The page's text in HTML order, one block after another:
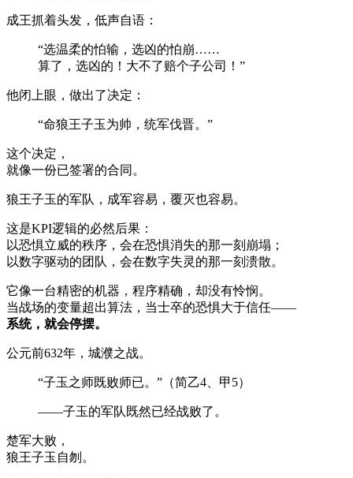
成王抓着头发，低声自语：
“选温柔的怕输，选凶的怕崩……
算了，选凶的！大不了赔个子公司！”
他闭上眼，做出了决定：
“命狼王子玉为帅，统军伐晋。”
这个决定，
就像一份已签署的合同。
狼王子玉的军队，成军容易，覆灭也容易。
这是KPI逻辑的必然后果：
以恐惧立威的秩序，会在恐惧消失的那一刻崩塌；
以数字驱动的团队，会在数字失灵的那一刻溃散。
它像一台精密的机器，程序精确，却没有怜悯。
当战场的变量超出算法，当士卒的恐惧大于信任——
系统，就会停摆。
公元前632年，城濮之战。
“子玉之师既败师已。”（简乙4、甲5）
——子玉的军队既然已经战败了。
楚军大败，
狼王子玉自刎。